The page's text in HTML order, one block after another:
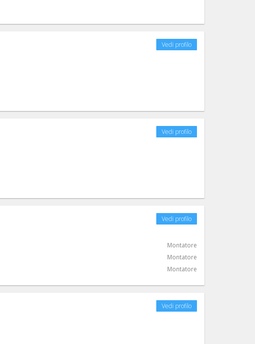
Vedi profilo
Vedi profilo
Montatore
Montatore
Montatore
Vedi profilo
Vedi profilo